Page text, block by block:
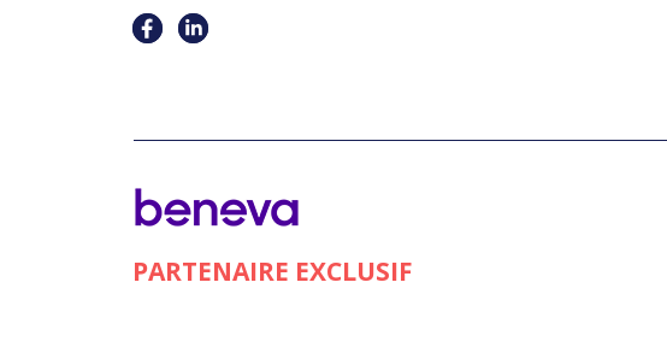
PARTENAIRE EXCLUSIF